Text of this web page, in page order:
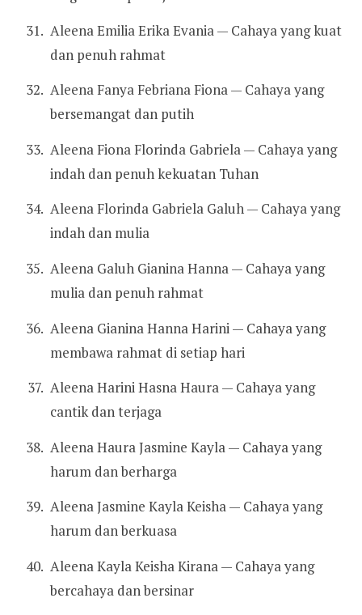
Aleena Emilia Erika Evania — Cahaya yang kuat
dan penuh rahmat
Aleena Fanya Febriana Fiona — Cahaya yang
bersemangat dan putih
Aleena Fiona Florinda Gabriela — Cahaya yang
indah dan penuh kekuatan Tuhan
Aleena Florinda Gabriela Galuh — Cahaya yang
indah dan mulia
Aleena Galuh Gianina Hanna — Cahaya yang
mulia dan penuh rahmat
Aleena Gianina Hanna Harini — Cahaya yang
membawa rahmat di setiap hari
Aleena Harini Hasna Haura — Cahaya yang
cantik dan terjaga
Aleena Haura Jasmine Kayla — Cahaya yang
harum dan berharga
Aleena Jasmine Kayla Keisha — Cahaya yang
harum dan berkuasa
Aleena Kayla Keisha Kirana — Cahaya yang
bercahaya dan bersinar